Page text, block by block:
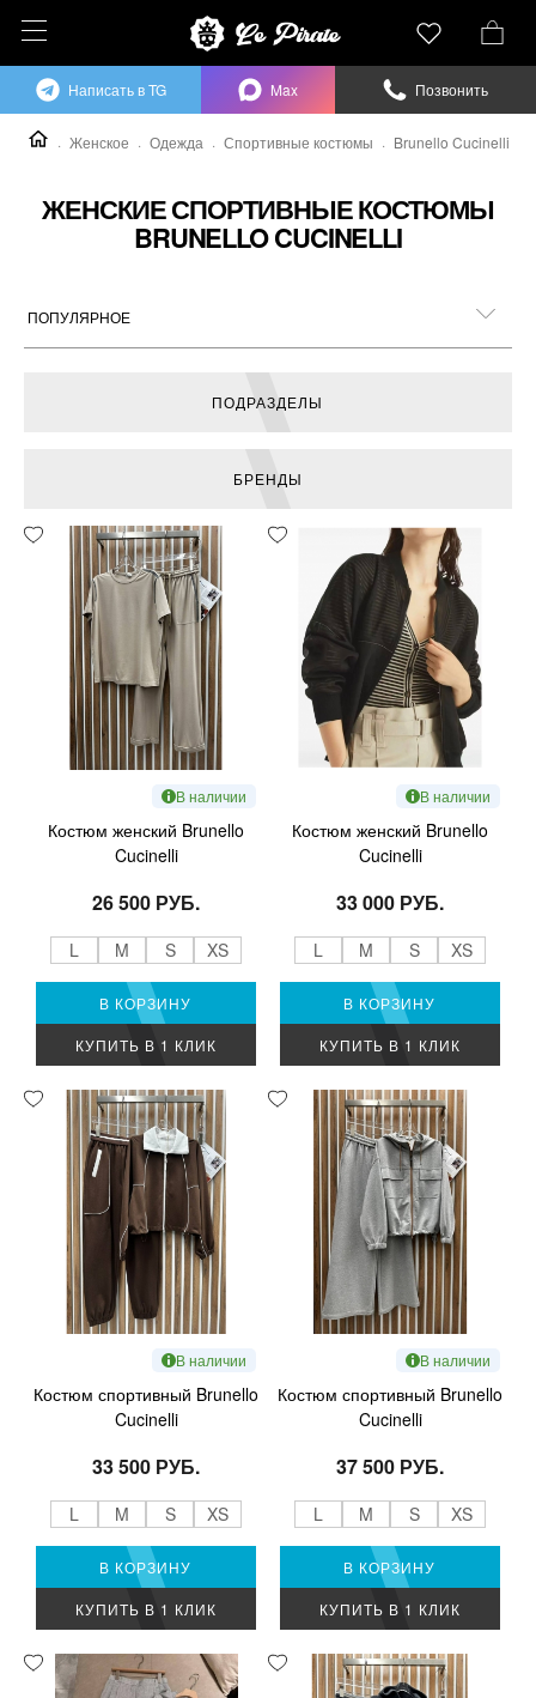
Женское Одежда Спортивные костюмы Brunello Cucinelli
ЖЕНСКИЕ СПОРТИВНЫЕ КОСТЮМЫ
BRUNELLO CUCINELLI
ПОДРАЗДЕЛЫ
БРЕНДЫ
В наличии
Костюм женский Brunello
Cucinelli
26 500 РУБ.
L M S XS
В КОРЗИНУ
КУПИТЬ В 1 КЛИК
В наличии
Костюм женский Brunello
Cucinelli
33 000 РУБ.
L M S XS
В КОРЗИНУ
КУПИТЬ В 1 КЛИК
В наличии
Костюм спортивный Brunello
Cucinelli
33 500 РУБ.
L M S XS
В КОРЗИНУ
КУПИТЬ В 1 КЛИК
В наличии
Костюм спортивный Brunello
Cucinelli
37 500 РУБ.
L M S XS
В КОРЗИНУ
КУПИТЬ В 1 КЛИК
Написать в TG Max Позвонить